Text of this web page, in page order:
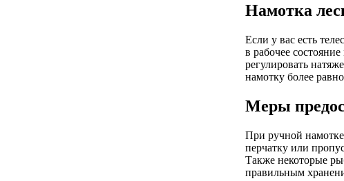
Намотка
Если у вас есть
в рабочее
регулировать
намотку более
Меры
При ручной
перчатку или
Также некоторые
правильным